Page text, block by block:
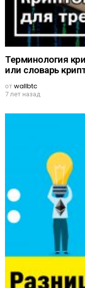
Терминология
или словарь
отwallbtc
7 лет назад